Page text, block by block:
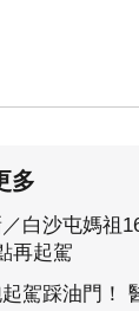
多
白沙屯媽祖
再起駕
駕踩油門！